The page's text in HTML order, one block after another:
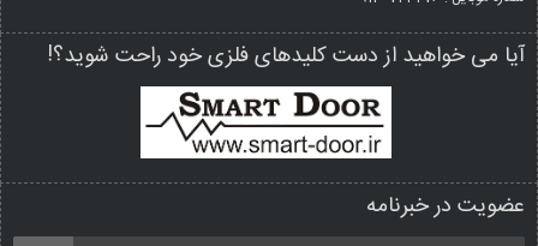
آیا می خواهید از دست کلیدهای فلزی خود راحت شوید؟!
عضویت در خبرنامه